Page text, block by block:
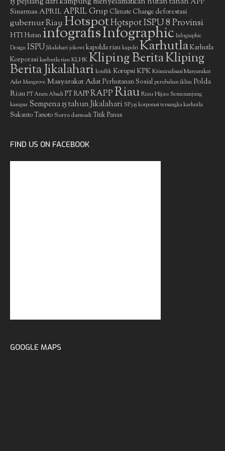
Sinarmas APRIL APRIL Grup Climate Change deforestasi
gubernur RiauHotspotHotspot ISPU 8 Provinsi
HTIHutan infografisInfographic Infographic
Design ISPU Jikalahari jokowi kapolda riau kapolri KarhutlaKarhutla
Korporasikarhutla riauKLHKKliping BeritaKliping
Berita Jikalahari konflik Korupsi KPKKriminalisasi Masyarakat
Adat Mangrove Masyarakat AdatPerhutanan Sosial perubahan iklim Polda
Riau PT Arara Abadi PT RAPPRAPPRiauRiau Hijau Semenanjung
kampar Sempena 15 tahun Jikalahari SP3 15 korporasi tersangka karhutla
Sukanto Tanoto Surya darmadiTitik Panas
FIND US ON FACEBOOK
GOOGLE MAPS